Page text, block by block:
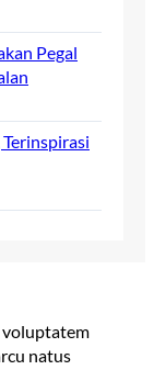
Pegal
Terinspirasi
voluptatem
natus